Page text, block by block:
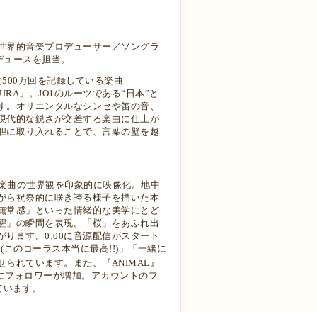
的⾳楽プロデューサー／ソングラ
ースを担当。
万回を記録している楽曲
」。JO1のルーツである“⽇本”と
オリエンタルなシンセや笛の⾳、
代的な鋭さが交差する楽曲に仕上が
に取り⼊れることで、⾔葉の壁を越
曲の世界観を印象的に映像化。地中
ら祝祭的に咲き誇る様⼦を描いた本
常感」といった情緒的な美学にとど
」の瞬間を表現。「桜」をあふれ出
ります。 0:00に⾳源配信がスタート
のコーラ ス本当に最⾼!!)」「⼀緒に
れています。また、
『ANIMAL』
ォロワーが増加。アカウントのフ
ます。